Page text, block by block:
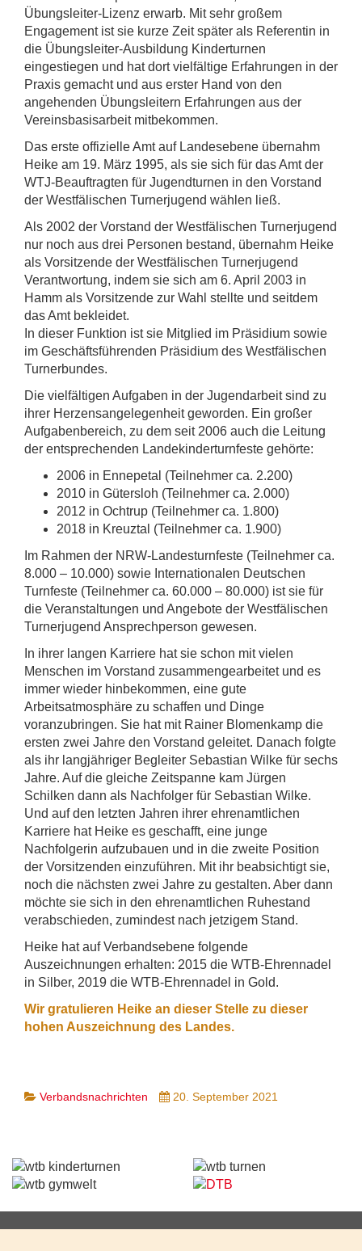
Übungsleiter-Lizenz erwarb. Mit sehr großem
Engagement ist sie kurze Zeit später als Referentin in
die Übungsleiter-Ausbildung Kinderturnen
eingestiegen und hat dort vielfältige Erfahrungen in der
Praxis gemacht und aus erster Hand von den
angehenden Übungsleitern Erfahrungen aus der
Vereinsbasisarbeit mitbekommen.
Das erste offizielle Amt auf Landesebene übernahm
Heike am 19. März 1995, als sie sich für das Amt der
WTJ-Beauftragten für Jugendturnen in den Vorstand
der Westfälischen Turnerjugend wählen ließ.
Als 2002 der Vorstand der Westfälischen Turnerjugend
nur noch aus drei Personen bestand, übernahm Heike
als Vorsitzende der Westfälischen Turnerjugend
Verantwortung, indem sie sich am 6. April 2003 in
Hamm als Vorsitzende zur Wahl stellte und seitdem
das Amt bekleidet.
In dieser Funktion ist sie Mitglied im Präsidium sowie
im Geschäftsführenden Präsidium des Westfälischen
Turnerbundes.
Die vielfältigen Aufgaben in der Jugendarbeit sind zu
ihrer Herzensangelegenheit geworden. Ein großer
Aufgabenbereich, zu dem seit 2006 auch die Leitung
der entsprechenden Landekinderturnfeste gehörte:
2006 in Ennepetal (Teilnehmer ca. 2.200)
2010 in Gütersloh (Teilnehmer ca. 2.000)
2012 in Ochtrup (Teilnehmer ca. 1.800)
2018 in Kreuztal (Teilnehmer ca. 1.900)
Im Rahmen der NRW-Landesturnfeste (Teilnehmer ca.
8.000 – 10.000) sowie Internationalen Deutschen
Turnfeste (Teilnehmer ca. 60.000 – 80.000) ist sie für
die Veranstaltungen und Angebote der Westfälischen
Turnerjugend Ansprechperson gewesen.
In ihrer langen Karriere hat sie schon mit vielen
Menschen im Vorstand zusammengearbeitet und es
immer wieder hinbekommen, eine gute
Arbeitsatmosphäre zu schaffen und Dinge
voranzubringen. Sie hat mit Rainer Blomenkamp die
ersten zwei Jahre den Vorstand geleitet. Danach folgte
als ihr langjähriger Begleiter Sebastian Wilke für sechs
Jahre. Auf die gleiche Zeitspanne kam Jürgen
Schilken dann als Nachfolger für Sebastian Wilke.
Und auf den letzten Jahren ihrer ehrenamtlichen
Karriere hat Heike es geschafft, eine junge
Nachfolgerin aufzubauen und in die zweite Position
der Vorsitzenden einzuführen. Mit ihr beabsichtigt sie,
noch die nächsten zwei Jahre zu gestalten. Aber dann
möchte sie sich in den ehrenamtlichen Ruhestand
verabschieden, zumindest nach jetzigem Stand.
Heike hat auf Verbandsebene folgende
Auszeichnungen erhalten: 2015 die WTB-Ehrennadel
in Silber, 2019 die WTB-Ehrennadel in Gold.
Wir gratulieren Heike an dieser Stelle zu dieser
hohen Auszeichnung des Landes.
Verbandsnachrichten 20. September 2021